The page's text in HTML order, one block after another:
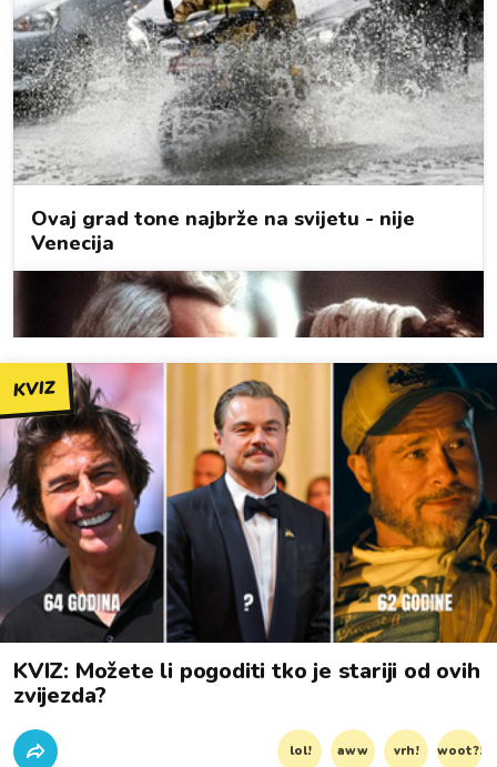
KVIZ
KVIZ: Možete li pogoditi tko je stariji od ovih
zvijezda?
lol! aww vrh! woot?!